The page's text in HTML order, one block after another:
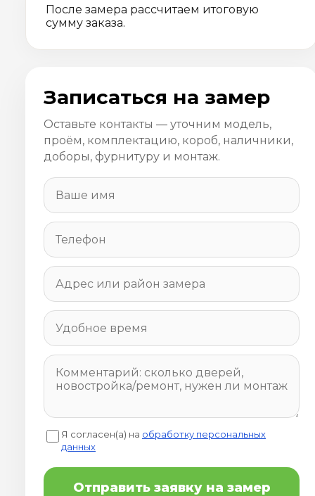
После замера рассчитаем итоговую
сумму заказа.
Записаться на замер
Оставьте контакты — уточним модель,
проём, комплектацию, короб, наличники,
доборы, фурнитуру и монтаж.
Я согласен(а) на обработку персональных
данных
Отправить заявку на замер